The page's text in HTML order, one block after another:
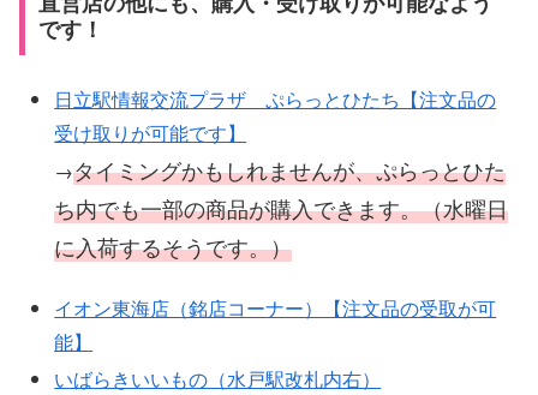
です！
日立駅情報交流プラザ ぷらっとひたち【注文品の
受け取りが可能です】
→タイミングかもしれませんが、ぷらっとひた
ち内でも一部の商品が購入できます。（水曜日
に入荷するそうです。）
イオン東海店（銘店コーナー）【注文品の受取が可
能】
いばらきいいもの（水戸駅改札内右）